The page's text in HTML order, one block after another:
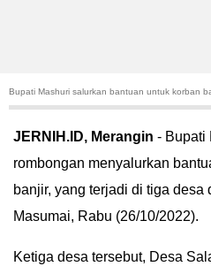
TEKNOLOGI
OTOMOTIF
OLAHRAGA
Bupati Mashuri salurkan bantuan untuk korban
JERNIH.ID, Merangin - Bupati
rombongan menyalurkan
banjir, yang terjadi di tiga desa
Masumai, Rabu (26/10/2022).
Ketiga desa tersebut, Desa